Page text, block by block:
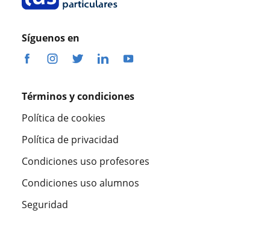
Síguenos en
Términos y condiciones
Política de cookies
Política de privacidad
Condiciones uso profesores
Condiciones uso alumnos
Seguridad